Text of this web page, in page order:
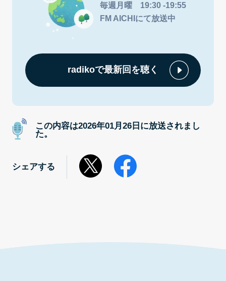
毎週月曜 19:30 -19:55
FM AICHIにて放送中
radikoで最新回を聴く
この内容は2026年01月26日に放送されまし
た。
シェアする